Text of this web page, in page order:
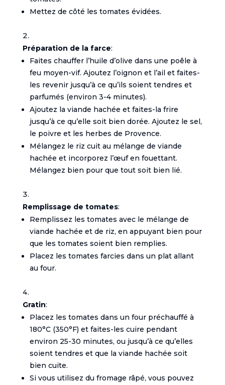
Mettez de côté les tomates évidées.
Préparation de la farce:
Faites chauffer l’huile d’olive dans une poêle à
feu moyen-vif. Ajoutez l’oignon et l’ail et faites-
les revenir jusqu’à ce qu’ils soient tendres et
parfumés (environ 3-4 minutes).
Ajoutez la viande hachée et faites-la frire
jusqu’à ce qu’elle soit bien dorée. Ajoutez le sel,
le poivre et les herbes de Provence.
Mélangez le riz cuit au mélange de viande
hachée et incorporez l’œuf en fouettant.
Mélangez bien pour que tout soit bien lié.
Remplissage de tomates:
Remplissez les tomates avec le mélange de
viande hachée et de riz, en appuyant bien pour
que les tomates soient bien remplies.
Placez les tomates farcies dans un plat allant
au four.
Gratin:
Placez les tomates dans un four préchauffé à
180°C (350°F) et faites-les cuire pendant
environ 25-30 minutes, ou jusqu’à ce qu’elles
soient tendres et que la viande hachée soit
bien cuite.
Si vous utilisez du fromage râpé, vous pouvez